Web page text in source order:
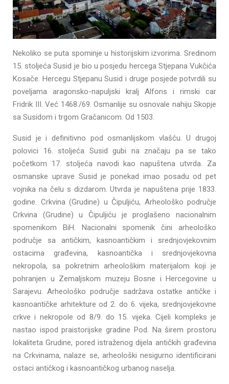
Nekoliko se puta spominje u historijskim izvorima. Sredinom
15. stoljeća Susid je bio u posjedu hercega Stjepana Vukčića
Kosače. Hercegu Stjepanu Susid i druge posjede potvrdili su
poveljama aragonsko-napuljski kralj Alfons i rimski car
Fridrik III. Već 1468./69. Osmanlije su osnovale nahiju Skopje
sa Susidom i trgom Gračanicom. Od 1503.
Susid je i definitivno pod osmanlijskom vlašću. U drugoj
polovici 16. stoljeća Susid gubi na značaju pa se tako
početkom 17. stoljeća navodi kao napuštena utvrda. Za
osmanske uprave Susid je ponekad imao posadu od pet
vojnika na čelu s dizdarom. Utvrda je napuštena prije 1833.
godine. Crkvina (Grudine) u Čipuljiću, Arheološko područje
Crkvina (Grudine) u Čipuljiću je proglašeno nacionalnim
spomenikom BiH. Nacionalni spomenik čini arheološko
područje sa antičkim, kasnoantičkim i srednjovjekovnim
ostacima građevina, kasnoantička i srednjovjekovna
nekropola, sa pokretnim arheološkim materijalom koji je
pohranjen u Zemaljskom muzeju Bosne i Hercegovine u
Sarajevu. Arheološko područje sadržava ostatke antičke i
kasnoantičke arhitekture od 2. do 6. vijeka, srednjovjekovne
crkve i nekropole od 8/9. do 15. vijeka. Cijeli kompleks je
nastao ispod praistorijske gradine Pod. Na širem prostoru
lokaliteta Grudine, pored istraženog dijela antičkih građevina
na Crkvinama, nalaze se, arheološki nesigurno identificirani
ostaci antičkog i kasnoantičkog urbanog naselja.